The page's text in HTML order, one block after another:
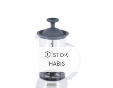
STOK
HABIS